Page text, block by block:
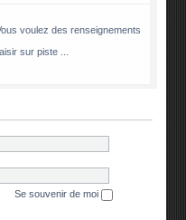
voulez des renseignements
sur piste ...
Se souvenir de moi